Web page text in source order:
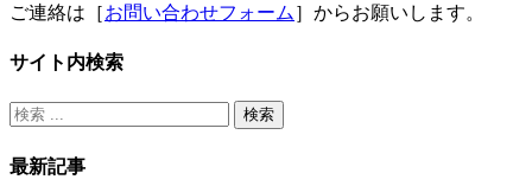
ご連絡は［お問い合わせフォーム ］からお願いします。
サイト内検索
最新記事